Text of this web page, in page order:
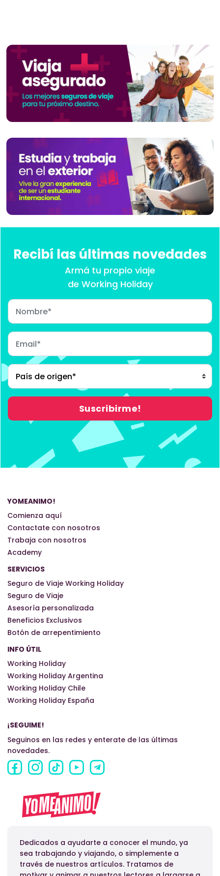
Recibí las últimas novedades
Armá tu propio viaje
de Working Holiday
YOMEANIMO!
Comienza aquí
Contactate con nosotros
Trabaja con nosotros
Academy
SERVICIOS
Seguro de Viaje Working Holiday
Seguro de Viaje
Asesoría personalizada
Beneficios Exclusivos
Botón de arrepentimiento
INFO ÚTIL
Working Holiday
Working Holiday Argentina
Working Holiday Chile
Working Holiday España
¡SEGUIME!
Seguinos en las redes y enterate de las últimas
novedades.
Dedicados a ayudarte a conocer el mundo, ya
sea trabajando y viajando, o simplemente a
través de nuestros artículos. Tratamos de